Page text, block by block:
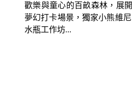
歡樂與童心的百畝森林，展
夢幻打卡場景，獨家小熊維
水瓶工作坊...